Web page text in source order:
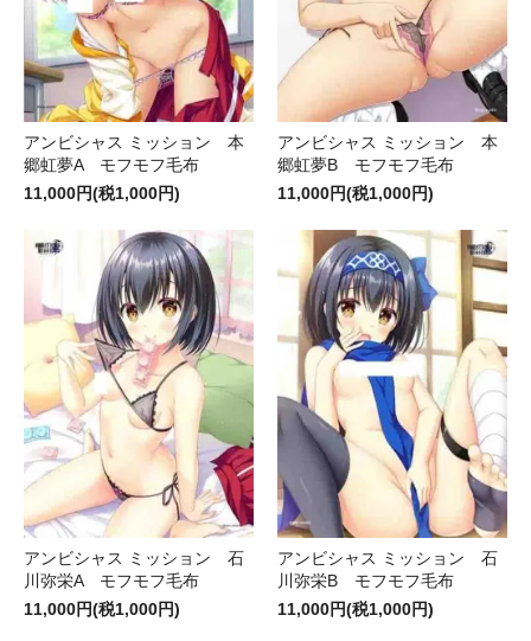
アンビシャス ミッション 本
郷虹夢A モフモフ毛布
11,000円(税1,000円)
アンビシャス ミッション 本
郷虹夢B モフモフ毛布
11,000円(税1,000円)
アンビシャス ミッション 石
川弥栄A モフモフ毛布
11,000円(税1,000円)
アンビシャス ミッション 石
川弥栄B モフモフ毛布
11,000円(税1,000円)